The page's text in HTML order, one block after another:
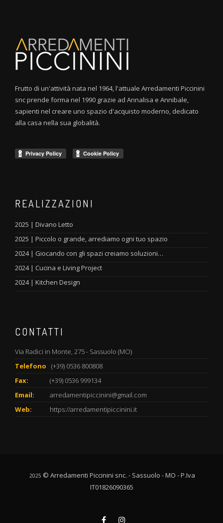
Frutto di un'attività nata nel 1964, l'attuale Arredamenti Piccinini
snc prende forma nel 1990 grazie ad Annalisa e Annibale,
sapienti nel creare uno spazio d'acquisto moderno, dedicato
alla casa nella sua globalità.
REALIZZAZIONI
2025 | Divano Letto
2025 | Piccolo o grande, arrediamo ogni tuo spazio
2024 | Giocando con gli spazi creiamo soluzioni…
2024 | Cucina e Living Project
2024 | Kitchen Design
CONTATTI
Via Radici in Monte, 275 - Sassuolo (MO)
Telefono
(+39) 0536 800808
Fax:
(+39) 0536 999134
Email:
arredamentipiccinini@gmail.com
Web:
https://arredamentipiccinini.it
2025 © Arredamenti Piccinini snc. - Sassuolo - MO - P.Iva
IT01826090365